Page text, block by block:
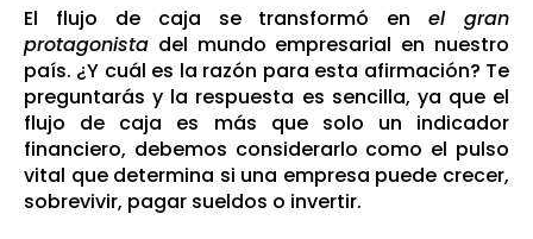
El flujo de caja se transformó enel gran
protagonista del mundo empresarial en nuestro
país. ¿Y cuál es la razón para esta afirmación? Te
preguntarás y la respuesta es sencilla, ya que el
flujo de caja es más que solo un indicador
financiero, debemos considerarlo como el pulso
vital que determina si una empresa puede crecer,
sobrevivir, pagar sueldos o invertir.